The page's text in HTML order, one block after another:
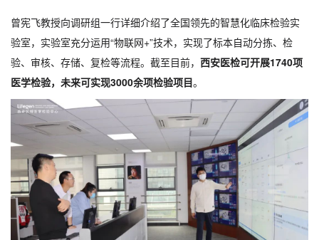
曾宪飞教授向调研组一行详细介绍了全国领先的智慧化临床检验实
验室，实验室充分运用“物联网+”技术，实现了标本自动分拣、检
验、审核、存储、复检等流程。截至目前， 西安医检可开展1740项
医学检验，未来可实现3000余项检验项目。